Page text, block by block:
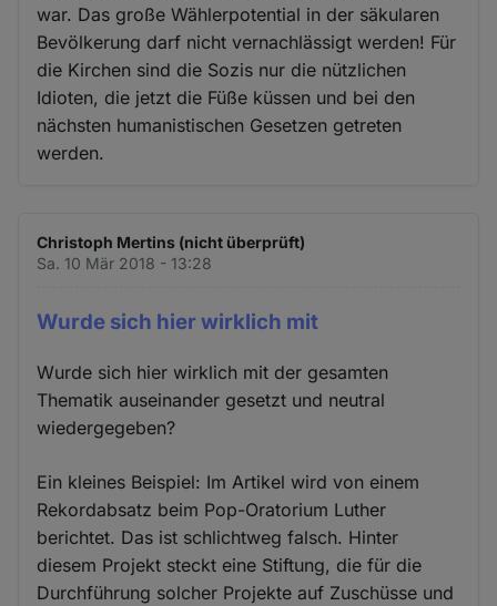
war. Das große Wählerpotential in der säkularen
Bevölkerung darf nicht vernachlässigt werden! Für
die Kirchen sind die Sozis nur die nützlichen
Idioten, die jetzt die Füße küssen und bei den
nächsten humanistischen Gesetzen getreten
werden.
Christoph Mertins (nicht überprüft)
Sa. 10 Mär 2018 - 13:28
Wurde sich hier wirklich mit
Wurde sich hier wirklich mit der gesamten
Thematik auseinander gesetzt und neutral
wiedergegeben?
Ein kleines Beispiel: Im Artikel wird von einem
Rekordabsatz beim Pop-Oratorium Luther
berichtet. Das ist schlichtweg falsch. Hinter
diesem Projekt steckt eine Stiftung, die für die
Durchführung solcher Projekte auf Zuschüsse und